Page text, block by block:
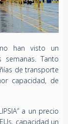
han visto un
Tanto
de transporte
capacidad, de
a un precio
capacidad un